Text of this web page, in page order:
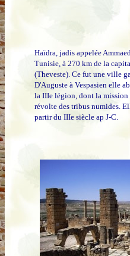
Haïdra, jadis appelée
Tunisie, à 270 km de la
(Theveste). Ce fut une ville
D'Auguste à Vespasien elle
la IIIe légion, dont la
révolte des tribus numides.
partir du IIIe siècle ap J-C.